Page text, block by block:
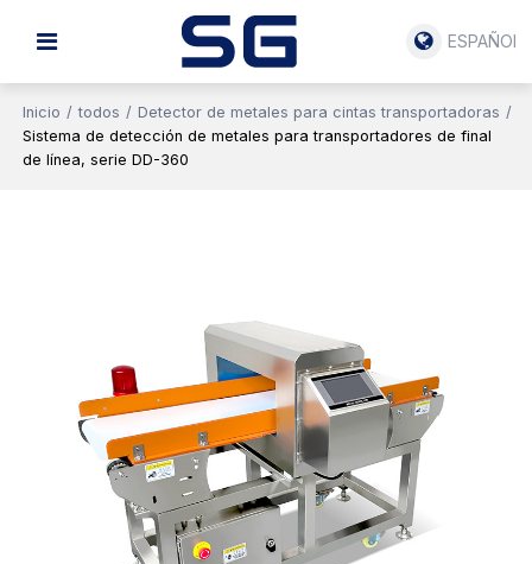
ESPAÑOL
Inicio / todos / Detector de metales para cintas transportadoras /
Sistema de detección de metales para transportadores de final
de línea, serie DD-360